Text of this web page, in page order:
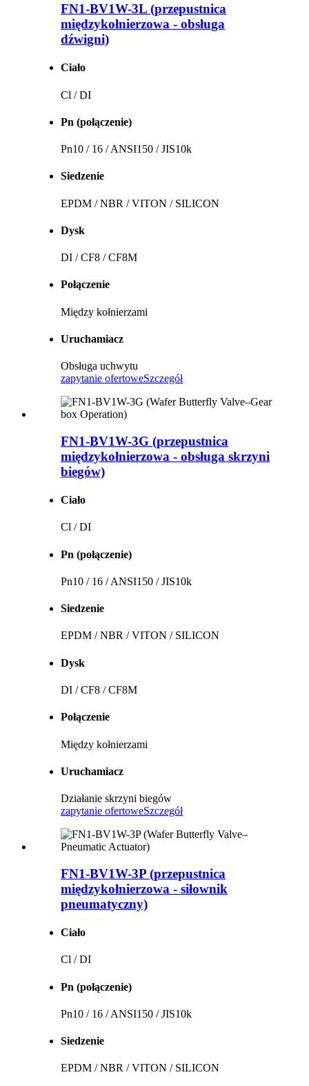
FN1-BV1W-3L (przepustnica
międzykołnierzowa - obsługa
dźwigni)
Ciało
Cl / DI
Pn (połączenie)
Pn10 / 16 / ANSI150 / JIS10k
Siedzenie
EPDM / NBR / VITON / SILICON
Dysk
DI / CF8 / CF8M
Połączenie
Między kołnierzami
Uruchamiacz
Obsługa uchwytu
zapytanie ofertoweSzczegół
FN1-BV1W-3G (przepustnica
międzykołnierzowa - obsługa skrzyni
biegów)
Ciało
Cl / DI
Pn (połączenie)
Pn10 / 16 / ANSI150 / JIS10k
Siedzenie
EPDM / NBR / VITON / SILICON
Dysk
DI / CF8 / CF8M
Połączenie
Między kołnierzami
Uruchamiacz
Działanie skrzyni biegów
zapytanie ofertoweSzczegół
FN1-BV1W-3P (przepustnica
międzykołnierzowa - siłownik
pneumatyczny)
Ciało
Cl / DI
Pn (połączenie)
Pn10 / 16 / ANSI150 / JIS10k
Siedzenie
EPDM / NBR / VITON / SILICON